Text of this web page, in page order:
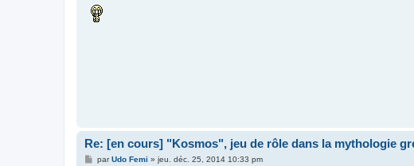
g
e
Re: [en cours] "Kosmos", jeu de rôle dans la mythologie
MparUdo Femi » jeu. déc. 25, 2014 10:33 pm